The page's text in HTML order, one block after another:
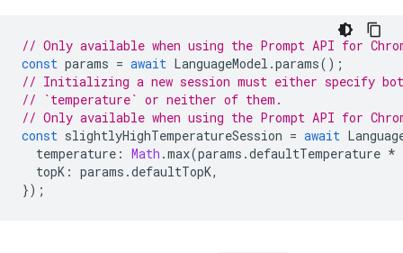
// Only available when using the Prompt API for
const params = await LanguageModel .params();
// Initializing a new session must either specify
// `temperature` or neither of them.
// Only available when using the Prompt API for
const slightlyHighTemperatureSession = await
temperature : Math .max(params .defaultTemperature *
topK : params .defaultTopK,
});